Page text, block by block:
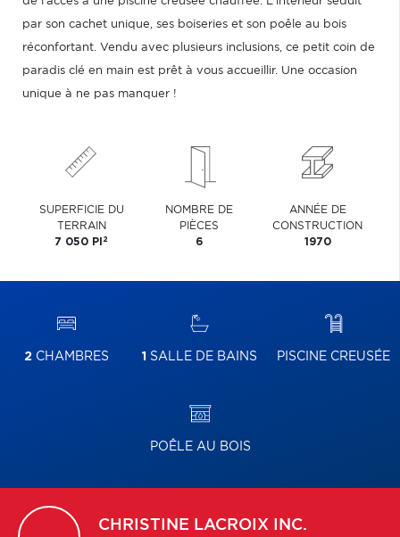
par son cachet unique, ses boiseries et son poêle au bois
réconfortant. Vendu avec plusieurs inclusions, ce petit coin de
paradis clé en main est prêt à vous accueillir. Une occasion
unique à ne pas manquer !
SUPERFICIE DU
TERRAIN
7 050 PI 2
NOMBRE DE
PIÈCES
6
ANNÉE DE
CONSTRUCTION
1970
2 CHAMBRES 1 SALLE DE BAINS PISCINE CREUSÉE
POÊLE AU BOIS
CHRISTINE LACROIX INC.